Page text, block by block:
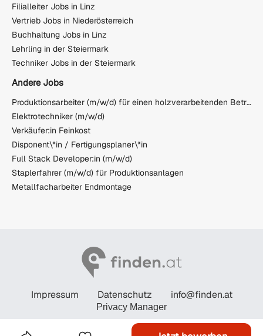
Filialleiter Jobs in Linz
Vertrieb Jobs in Niederösterreich
Buchhaltung Jobs in Linz
Lehrling in der Steiermark
Techniker Jobs in der Steiermark
Andere Jobs
Produktionsarbeiter (m/w/d) für einen holzverarbeitenden Betrieb
Elektrotechniker (m/w/d)
Verkäufer:in Feinkost
Disponent\*in / Fertigungsplaner\*in
Full Stack Developer:in (m/w/d)
Staplerfahrer (m/w/d) für Produktionsanlagen
Metallfacharbeiter Endmontage
Impressum Datenschutz info@finden.at
Privacy Manager
© STANDARD Verlagsgesellschaft m.b.H. 2026